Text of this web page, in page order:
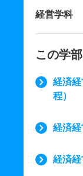
経営学科
この学
経済経
程）
経済
経済